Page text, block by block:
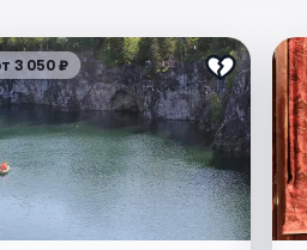
3 050 ₽